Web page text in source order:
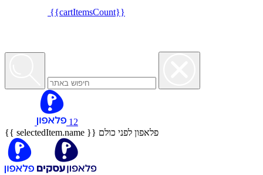
{{cartItemsCount}}
12
{{ selectedItem.name }} פלאפון לפני כולם